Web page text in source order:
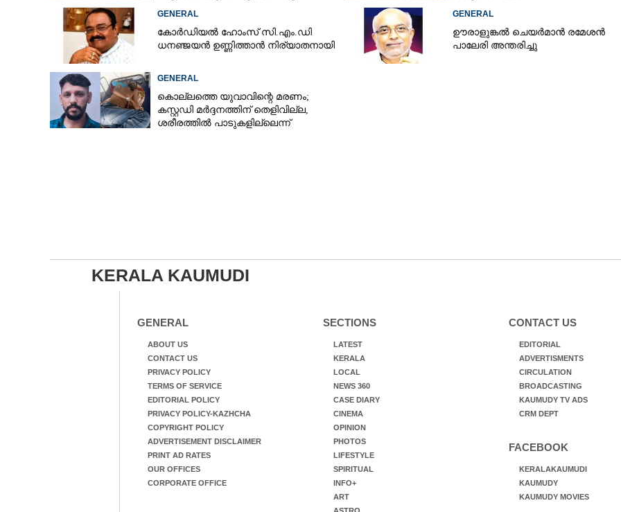
GENERAL
കോർഡിയൽ ഹോംസ് സി.എം.ഡി
ധനഞ്ജയൻ ഉണ്ണിത്താൻ നിര്യാതനായി
GENERAL
ഊരാളുങ്കൽ ചെയർമാൻ രമേശൻ
പാലേരി അന്തരിച്ചു
GENERAL
കൊല്ലത്തെ യുവാവിന്റെ മരണം;
കസ്റ്റഡി മർദ്ദനത്തിന് തെളിവില്ല,
ശരീരത്തിൽ പാടുകളില്ലെന്ന്
KERALA KAUMUDI
GENERAL
ABOUT US
CONTACT US
PRIVACY POLICY
TERMS OF SERVICE
EDITORIAL POLICY
PRIVACY POLICY-KAZHCHA
COPYRIGHT POLICY
ADVERTISEMENT DISCLAIMER
PRINT AD RATES
OUR OFFICES
CORPORATE OFFICE
SECTIONS
LATEST
KERALA
LOCAL
NEWS 360
CASE DIARY
CINEMA
OPINION
PHOTOS
LIFESTYLE
SPIRITUAL
INFO+
ART
CONTACT US
EDITORIAL
ADVERTISMENTS
CIRCULATION
BROADCASTING
KAUMUDY TV ADS
CRM DEPT
FACEBOOK
KERALAKAUMUDI
KAUMUDY
KAUMUDY MOVIES